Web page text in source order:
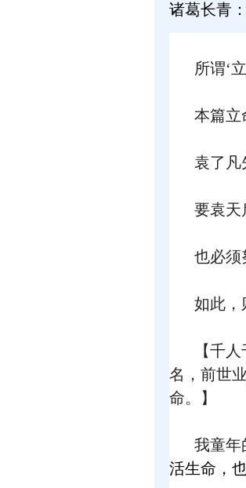
诸葛长青
所谓‘
本篇立
袁了凡
要袁天
也必须
如此，
【千
名，前世
命。】
我童年
活生命，